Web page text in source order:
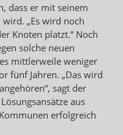
dass er mit seinem
„Es wird noch
Knoten platzt.“ Noch
solche neuen
mittlerweile weniger
fünf Jahren. „Das wird
sagt der
aus
erfolgreich